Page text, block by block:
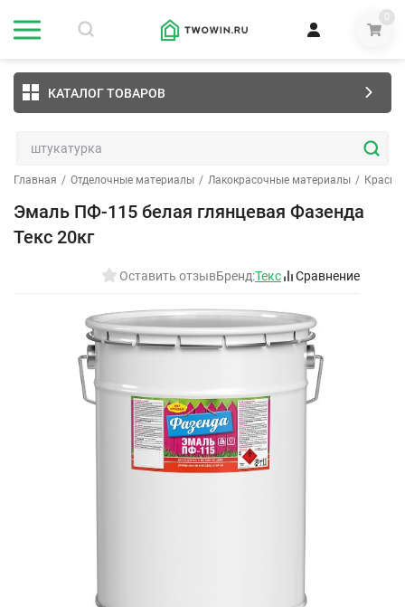
0
КАТАЛОГ ТОВАРОВ
Главная / Отделочные материалы / Лакокрасочные материалы / Краски
Эмаль ПФ-115 белая глянцевая Фазенда
Текс 20кг
Оставить отзывБренд:Текс Сравнение